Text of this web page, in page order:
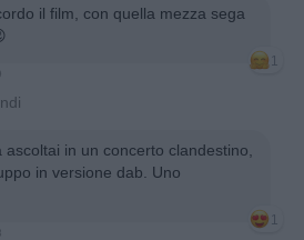
il film, con quella mezza sega
1
ascoltai in un concerto clandestino,
in versione dab. Uno
1